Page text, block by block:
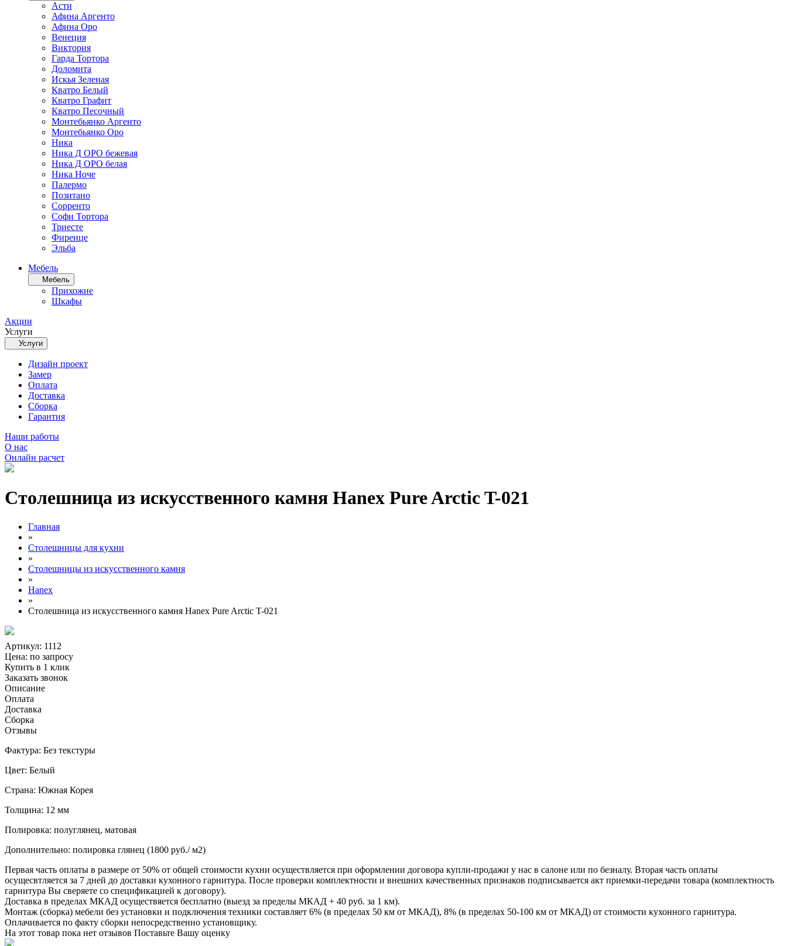
Асти
Афина Аргенто
Афина Оро
Венеция
Виктория
Гарда Тортора
Доломита
Искья Зеленая
Кватро Белый
Кватро Графит
Кватро Песочный
Монтебьянко Аргенто
Монтебьянко Оро
Ника
Ника Д ОРО бежевая
Ника Д ОРО белая
Ника Ноче
Палермо
Позитано
Сорренто
Софи Тортора
Триесте
Фиренце
Эльба
Мебель
Мебель
Прихожие
Шкафы
Акции
Услуги
Услуги
Дизайн проект
Замер
Оплата
Доставка
Сборка
Гарантия
Наши работы
О нас
Онлайн расчет
Столешница из искусственного камня Hanex Pure Arctic T-021
Главная
»
Столешницы для кухни
»
Столешницы из искусственного камня
»
Hanex
»
Столешница из искусственного камня Hanex Pure Arctic T-021
Артикул: 1112
Цена: по запросу
Купить в 1 клик
Заказать звонок
Описание
Оплата
Доставка
Сборка
Отзывы
Фактура: Без текстуры
Цвет: Белый
Страна: Южная Корея
Толщина: 12 мм
Полировка: полуглянец, матовая
Дополнительно: полировка глянец (1800 руб./ м2)
Первая часть оплаты в размере от 50% от общей стоимости кухни осуществляется при оформлении договора купли-продажи у нас в салоне или по безналу. Вторая часть оплаты
осущесвтляется за 7 дней до доставки кухонного гарнитура. После проверки комплектности и внешних качественных признаков подписывается акт приемки-передачи товара (комплектность
гарнитура Вы сверяете со спецификацией к договору).
Доставка в пределах МКАД осуществяется бесплатно (выезд за пределы МКАД + 40 руб. за 1 км).
Монтаж (сборка) мебели без установки и подключения техники составляет 6% (в пределах 50 км от МКАД), 8% (в пределах 50-100 км от МКАД) от стоимости кухонного гарнитура.
Оплачивается по факту сборки непосредственно установщику.
На этот товар пока нет отзывов Поставьте Вашу оценку